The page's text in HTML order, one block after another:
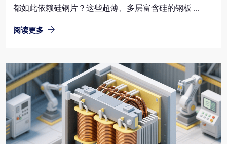
都如此依赖硅钢片？这些超薄、多层富含硅的钢板 ...
阅读更多